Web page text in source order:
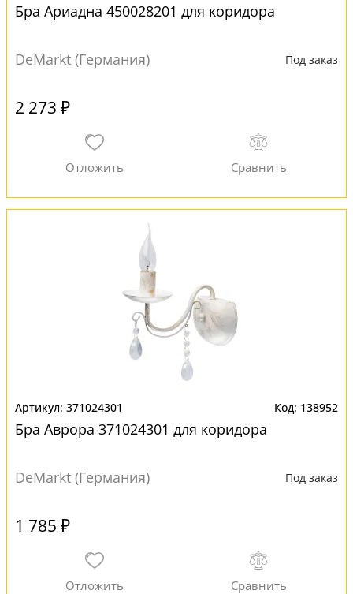
Бра Ариадна 450028201 для коридора
DeMarkt (Германия) Под заказ
2 273 ₽
371024301 138952
Бра Аврора 371024301 для коридора
DeMarkt (Германия) Под заказ
1 785 ₽